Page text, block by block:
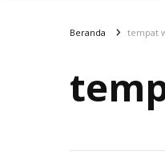
Beranda tempat